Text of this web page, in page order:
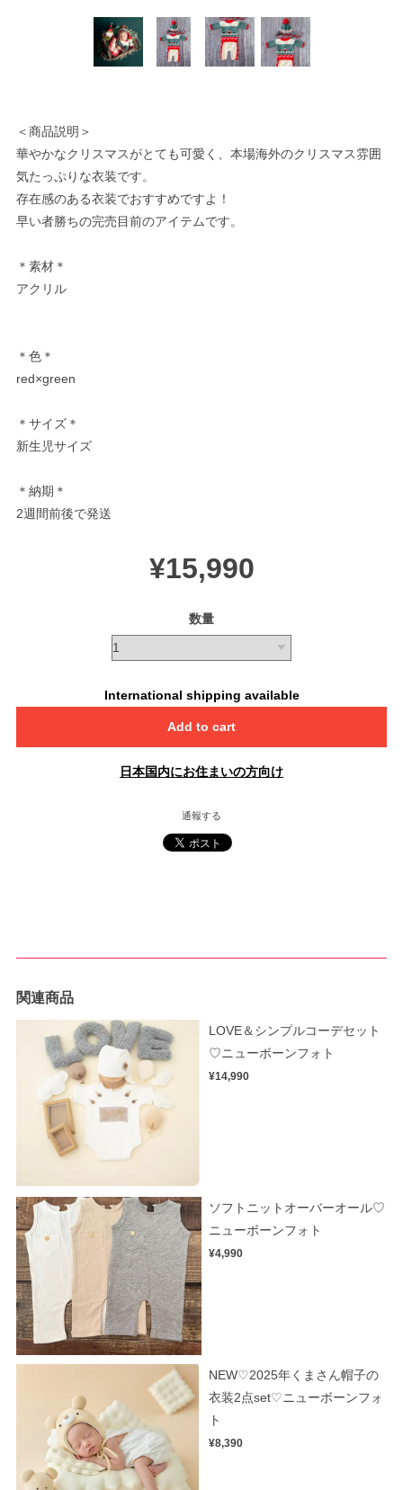
＜商品説明＞
華やかなクリスマスがとても可愛く、本場海外のクリスマス雰囲
気たっぷりな衣装です。
存在感のある衣装でおすすめですよ！
早い者勝ちの完売目前のアイテムです。
＊素材＊
アクリル
＊色＊
red×green
＊サイズ＊
新生児サイズ
＊納期＊
2週間前後で発送
¥15,990
数量
International shipping available
Add to cart
日本国内にお住まいの方向け
通報する
関連商品
LOVE＆シンプルコーデセット
♡ニューボーンフォト
¥14,990
ソフトニットオーバーオール♡
ニューボーンフォト
¥4,990
NEW♡2025年くまさん帽子の
衣装2点set♡ニューボーンフォ
ト
¥8,390